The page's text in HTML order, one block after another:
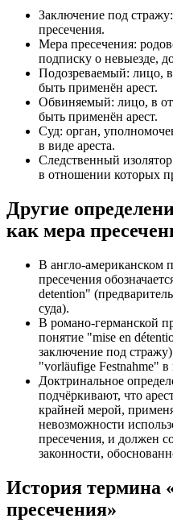
Заключение под
пресечения.
Мера пресечения:
подписку о невыезде,
Подозреваемый: лицо,
быть применён арест.
Обвиняемый: лицо, в
быть применён арест.
Суд: орган,
в виде ареста.
Следственный
в отношении которых
Другие
как мера
В англо-американском
пресечения
detention"
суда).
В романо-германской
понятие "mise en
заключение под
"vorläufige Festnahme"
Доктринальное
подчёркивают, что
крайней мерой,
невозможности
пресечения, и должен
законности,
История термина
пресечения»